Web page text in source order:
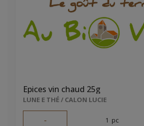
Epices vin chaud 25g
LUNE E THÉ / CALON LUCIE
- 1 pc